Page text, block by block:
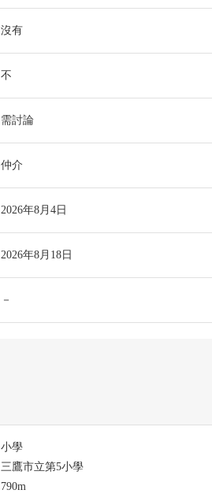
沒有
不
需討論
仲介
2026年8月4日
2026年8月18日
－
小學
三鷹市立第5小學
790m